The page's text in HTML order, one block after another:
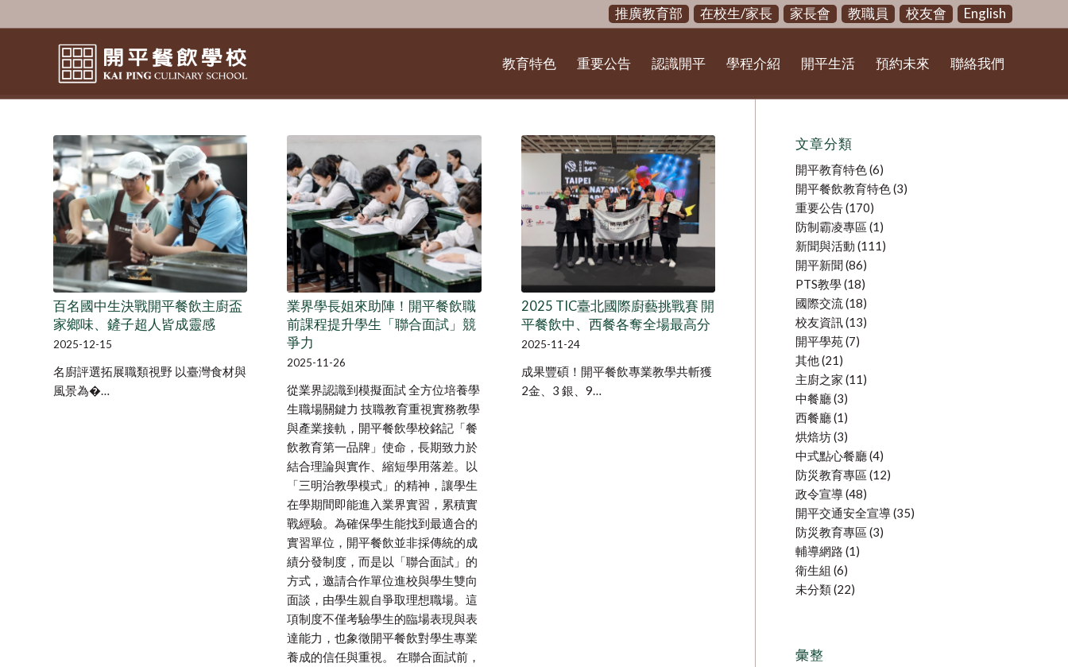
推廣教育部 在校生/家長 家長會 教職員 校友會 English
教育特色 重要公告 認識開平 學程介紹 開平生活 預約未來 聯絡我們
百名國中生決戰開平餐飲主廚盃
家鄉味、鏟子超人皆成靈感
2025-12-15
名廚評選拓展職類視野 以臺灣食材與
風景為�…
業界學長姐來助陣！開平餐飲職
前課程提升學生「聯合面試」競
爭力
2025-11-26
從業界認識到模擬面試 全方位培養學
生職場關鍵力 技職教育重視實務教學
與產業接軌，開平餐飲學校銘記「餐
飲教育第一品牌」使命，長期致力於
結合理論與實作、縮短學用落差。以
「三明治教學模式」的精神，讓學生
在學期間即能進入業界實習，累積實
戰經驗。為確保學生能找到最適合的
實習單位，開平餐飲並非採傳統的成
績分發制度，而是以「聯合面試」的
方式，邀請合作單位進校與學生雙向
面談，由學生親自爭取理想職場。這
項制度不僅考驗學生的臨場表現與表
達能力，也象徵開平餐飲對學生專業
養成的信任與重視。 在聯合面試前，
2025 TIC臺北國際廚藝挑戰賽 開
平餐飲中、西餐各奪全場最高分
2025-11-24
成果豐碩！開平餐飲專業教學共斬獲
2金、3 銀、9…
文章分類
開平教育特色(6)
開平餐飲教育特色(3)
重要公告(170)
防制霸凌專區 (1)
新聞與活動 (111)
開平新聞(86)
PTS教學(18)
國際交流(18)
校友資訊(13)
開平學苑(7)
其他(21)
主廚之家 (11)
中餐廳(3)
西餐廳(1)
烘焙坊(3)
中式點心餐廳(4)
防災教育專區 (12)
政令宣導(48)
開平交通安全宣導(35)
防災教育專區 (3)
輔導網路 (1)
衛生組 (6)
未分類(22)
彙整